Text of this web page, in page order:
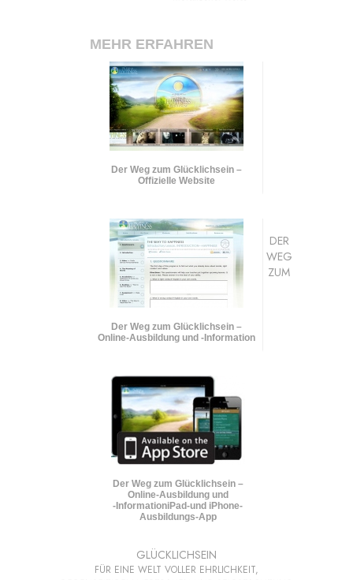
MEHR ERFAHREN
Der Weg zum Glücklichsein –
Offizielle Website
Der Weg zum Glücklichsein –
Online-Ausbildung und -Information
Der Weg zum Glücklichsein –
Online-Ausbildung und
-InformationiPad-und iPhone-
Ausbildungs-App
DER
WEG
ZUM
GLÜCKLICHSEIN
FÜR EINE WELT VOLLER EHRLICHKEIT,